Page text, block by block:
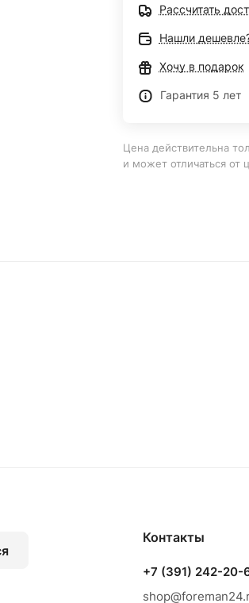
Рассчитать
Нашли
Хочу в подарок
Гарантия 5 лет
Цена действительна
и может отличаться от
Контакты
+7 (391) 242-20-